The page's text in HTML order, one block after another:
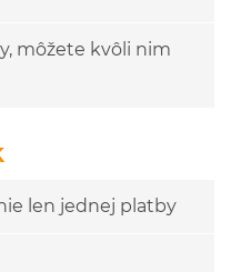
môžete kvôli nim
len jednej platby